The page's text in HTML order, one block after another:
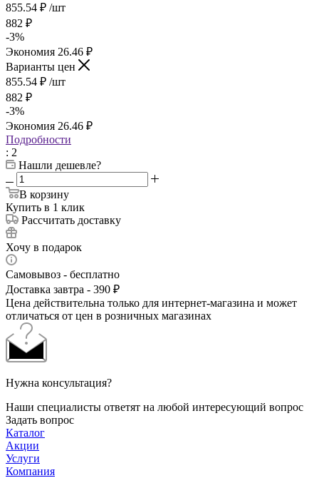
855.54 ₽ /шт
882 ₽
-3%
Экономия 26.46 ₽
Варианты цен
855.54 ₽ /шт
882 ₽
-3%
Экономия 26.46 ₽
Подробности
: 2
Нашли дешевле?
В корзину
Купить в 1 клик
Рассчитать доставку
Хочу в подарок
Самовывоз - бесплатно
Доставка завтра - 390 ₽
Цена действительна только для интернет-магазина и может
отличаться от цен в розничных магазинах
Нужна консультация?
Наши специалисты ответят на любой интересующий вопрос
Задать вопрос
Каталог
Акции
Услуги
Компания